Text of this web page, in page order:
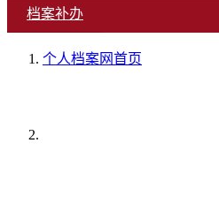
档案补办
个人档案网首页